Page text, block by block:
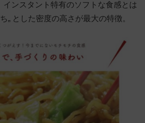
インスタント特有のソフトな食感とは
„ とした密度の高さが最大の特徴。